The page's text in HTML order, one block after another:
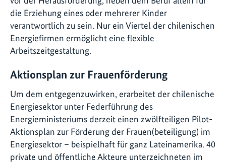
die Erziehung eines oder mehrerer Kinder
verantwortlich zu sein. Nur ein Viertel der chilenischen
Energiefirmen ermöglicht eine flexible
Arbeitszeitgestaltung.
Aktionsplan zur Frauenförderung
Um dem entgegenzuwirken, erarbeitet der chilenische
Energiesektor unter Federführung des
Energieministeriums derzeit einen zwölfteiligen Pilot-
Aktionsplan zur Förderung der Frauen(beteiligung) im
Energiesektor – beispielhaft für ganz Lateinamerika. 40
private und öffentliche Akteure unterzeichneten im